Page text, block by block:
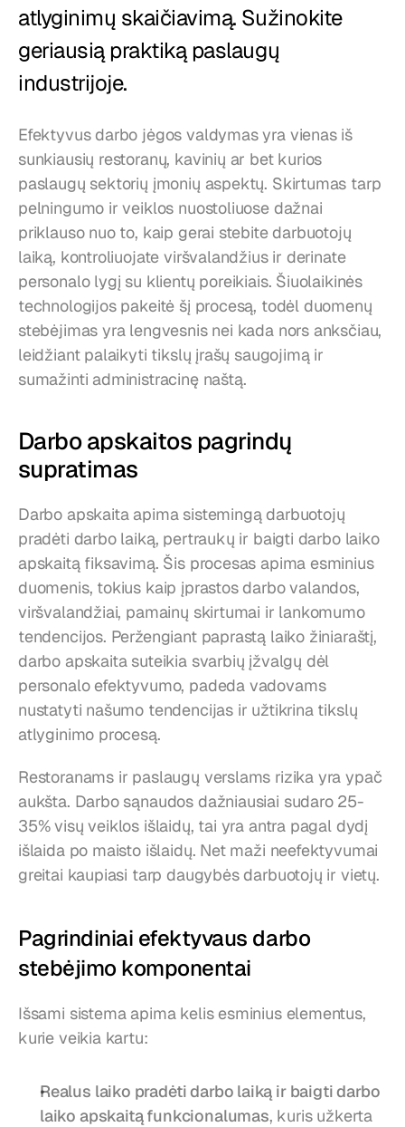
Kainos
atlyginimų skaičiavimą. Sužinokite
geriausią praktiką paslaugų
industrijoje.
Efektyvus darbo jėgos valdymas yra vienas iš
sunkiausių restoranų, kavinių ar bet kurios
paslaugų sektorių įmonių aspektų. Skirtumas tarp
pelningumo ir veiklos nuostoliuose dažnai
priklauso nuo to, kaip gerai stebite darbuotojų
laiką, kontroliuojate viršvalandžius ir derinate
personalo lygį su klientų poreikiais. Šiuolaikinės
technologijos pakeitė šį procesą, todėl duomenų
stebėjimas yra lengvesnis nei kada nors anksčiau,
leidžiant palaikyti tikslų įrašų saugojimą ir
sumažinti administracinę naštą.
Darbo apskaitos pagrindų
supratimas
Darbo apskaita apima sistemingą darbuotojų
pradėti darbo laiką, pertraukų ir baigti darbo laiko
apskaitą fiksavimą. Šis procesas apima esminius
duomenis, tokius kaip įprastos darbo valandos,
viršvalandžiai, pamainų skirtumai ir lankomumo
tendencijos. Peržengiant paprastą laiko žiniaraštį,
darbo apskaita suteikia svarbių įžvalgų dėl
personalo efektyvumo, padeda vadovams
nustatyti našumo tendencijas ir užtikrina tikslų
atlyginimo procesą.
Restoranams ir paslaugų verslams rizika yra ypač
aukšta. Darbo sąnaudos dažniausiai sudaro 25-
35% visų veiklos išlaidų, tai yra antra pagal dydį
išlaida po maisto išlaidų. Net maži neefektyvumai
greitai kaupiasi tarp daugybės darbuotojų ir vietų.
Pagrindiniai efektyvaus darbo
stebėjimo komponentai
Išsami sistema apima kelis esminius elementus,
kurie veikia kartu:
Realus laiko pradėti darbo laiką ir baigti darbo
laiko apskaitą funkcionalumas, kuris užkerta